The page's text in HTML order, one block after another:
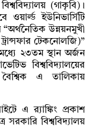
(গাকৃবি)।
ইউনিভার্সিটি
“অর্থনৈতিক উন্নয়নমুখী
ট্রান্সফার টেকনোলজি)”
মধ্যে ২৩তম স্থান অর্জন
বিশ্ববিদ্যালয়ের
এ তালিকায়
এ র‌্যাঙ্কিং প্রকাশ
সরকারি বিশ্ববিদ্যালয়